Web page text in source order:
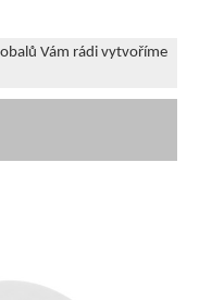
Vám rádi vytvoříme